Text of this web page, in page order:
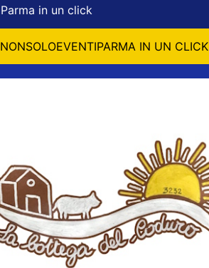
Parma in un click
NONSOLOEVENTIPARMA IN UN CLICK